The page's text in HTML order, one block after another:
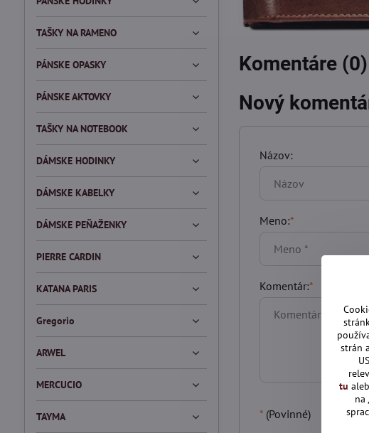
Komentáre (0)
Nový
Názov:
Meno:*
Komentár:*
* (Povinné)
TAŠKY NA RAMENO
PÁNSKE OPASKY
PÁNSKE AKTOVKY
TAŠKY NA NOTEBOOK
DÁMSKE HODINKY
DÁMSKE KABELKY
DÁMSKE PEŇAŽENKY
PIERRE CARDIN
KATANA PARIS
Gregorio
ARWEL
MERCUCIO
TAYMA
strán
tu
na